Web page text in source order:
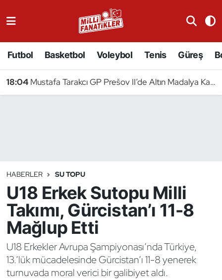
Futbol Basketbol Voleybol Tenis Güreş
18:04 Mustafa Tarakcı GP Prešov II’de Altın Madalya Kazandı
HABERLER SU TOPU
U18 Erkek Sutopu Milli
Takımı, Gürcistan’ı 11-8
Mağlup Etti
U18 Erkekler Avrupa Şampiyonası’nda Türkiye,
13.’lük mücadelesinde Gürcistan’ı 11-8 yenerek
turnuvada moral verici bir galibiyet aldı.
Badminton
Binicilik
Bisiklet
Bocce Bowling Dart
Boks